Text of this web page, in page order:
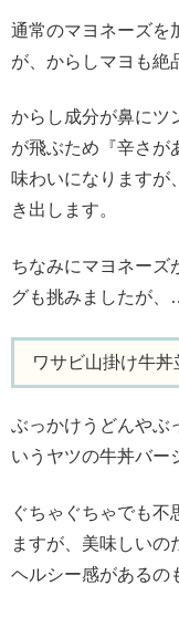
通常のマヨネーズを
が、からしマヨも絶
からし成分が鼻にツ
が飛ぶため『辛さ
味わいになりますが
き出します。
ちなみにマヨネーズ
グも挑みましたが
ワサビ山掛け牛丼
ぶっかけうどんやぶ
いうヤツの牛丼バー
ぐちゃぐちゃでも不
ますが、美味しいの
ヘルシー感があるの